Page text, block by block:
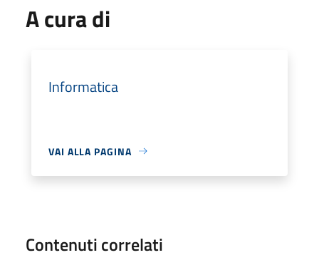
A cura di
Informatica
VAI ALLA PAGINA
Contenuti correlati